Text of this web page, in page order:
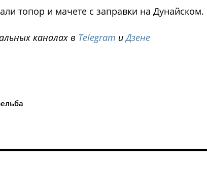
топор и мачете с заправки на Дунайском.
каналах в Telegram иДзене